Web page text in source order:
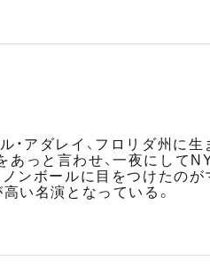
・アダレイ、フロリダ州に
っと言わせ、一夜にして
ンボールに目をつけたのが
い名演となっている。